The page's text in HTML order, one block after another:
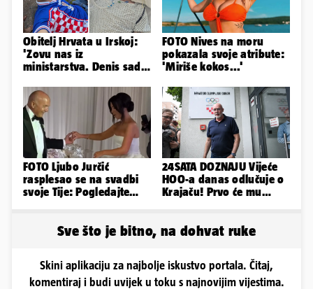
Obitelj Hrvata u Irskoj:
'Zovu nas iz
ministarstva. Denis sada
nas je'
FOTO Nives na moru
pokazala svoje atribute:
'Miriše kokos...'
FOTO Ljubo Jurčić
rasplesao se na svadbi
svoje Tije: Pogledajte
24SATA DOZNAJU Vijeće
HOO-a danas odlučuje o
Krajaču! Prvo će mu
Sve što je bitno, na dohvat ruke
Skini aplikaciju za najbolje iskustvo portala. Čitaj,
komentiraj i budi uvijek u toku s najnovijim vijestima.